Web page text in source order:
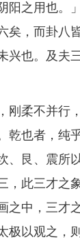
阳之用也。
矣，而卦八
兴也。及夫
柔不并行
乾也者，纯
艮、震所
，此三才之
中，三才
极以观之，